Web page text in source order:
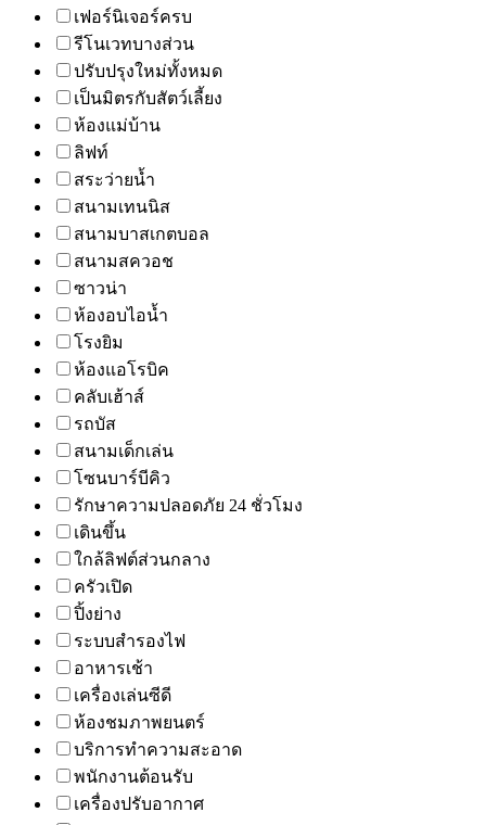
เฟอร์นิเจอร์ครบ
รีโนเวทบางส่วน
ปรับปรุงใหม่ทั้งหมด
เป็นมิตรกับสัตว์เลี้ยง
ห้องแม่บ้าน
ลิฟท์
สระว่ายน้ำ
สนามเทนนิส
สนามบาสเกตบอล
สนามสควอช
ซาวน่า
ห้องอบไอน้ำ
โรงยิม
ห้องแอโรบิค
คลับเฮ้าส์
รถบัส
สนามเด็กเล่น
โซนบาร์บีคิว
รักษาความปลอดภัย 24 ชั่วโมง
เดินขึ้น
ใกล้ลิฟต์ส่วนกลาง
ครัวเปิด
ปิ้งย่าง
ระบบสำรองไฟ
อาหารเช้า
เครื่องเล่นซีดี
ห้องชมภาพยนตร์
บริการทำความสะอาด
พนักงานต้อนรับ
เครื่องปรับอากาศ